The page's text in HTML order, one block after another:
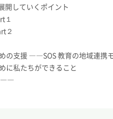
していくポイント
１
２
の支援 ――SOS 教育の地域連
に私たちができること
――